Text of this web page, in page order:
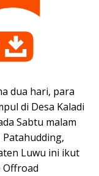
dua hari, para
di Desa Kaladi
Sabtu malam
Luwu ini ikut
Offroad